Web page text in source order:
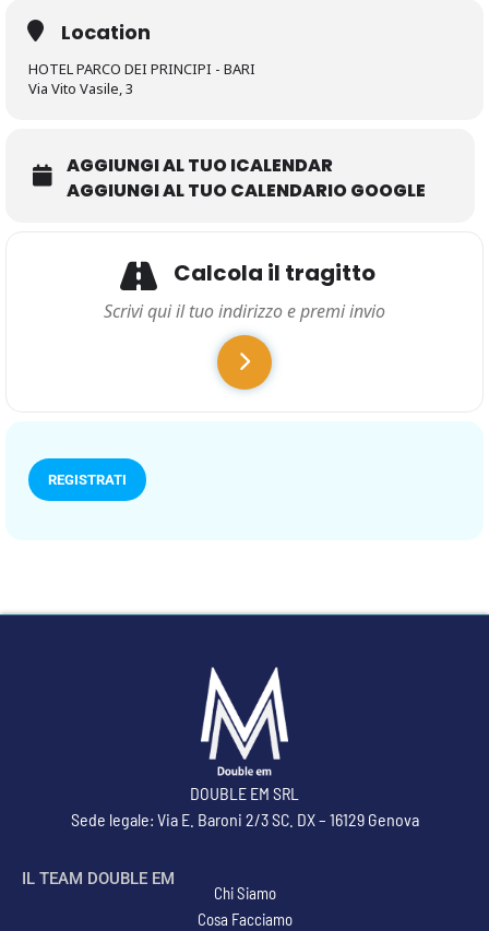
Location
HOTEL PARCO DEI PRINCIPI - BARI
Via Vito Vasile, 3
AGGIUNGI AL TUO ICALENDAR
AGGIUNGI AL TUO CALENDARIO GOOGLE
Calcola il tragitto
REGISTRATI
DOUBLE EM SRL
Sede legale: Via E. Baroni 2/3 SC. DX – 16129 Genova
IL TEAM DOUBLE EM
Chi Siamo
Cosa Facciamo